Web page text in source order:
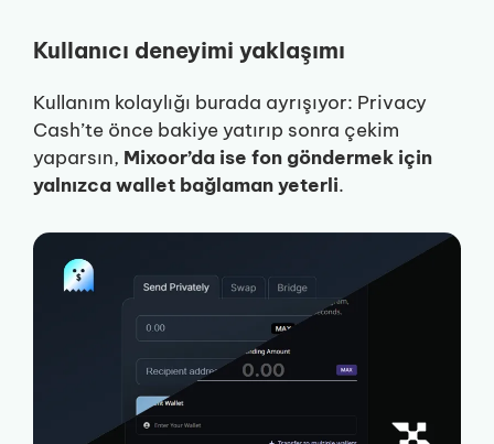
Kullanıcı deneyimi yaklaşımı
Kullanım kolaylığı burada ayrışıyor: Privacy
Cash’te önce bakiye yatırıp sonra çekim
yaparsın, Mixoor’da ise fon göndermek için
yalnızca wallet bağlaman yeterli.